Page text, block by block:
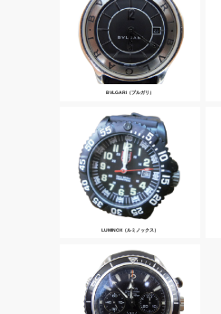
BVLGARI（ブルガリ）
LUMINOX（ルミノックス）